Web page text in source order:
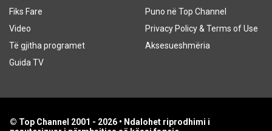
Fiks Fare
Video
Të gjitha programet
Guida TV
Puno në Top Channel
Privacy Policy & Terms of Use
Aksesueshmëria
© Top Channel 2001 - 2026 • Ndalohet riprodhimi i